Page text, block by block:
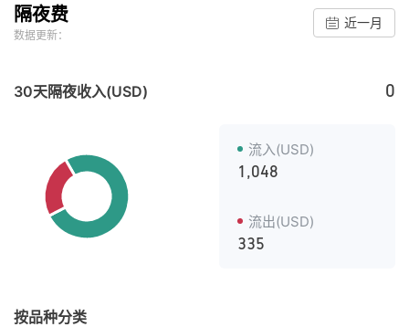
隔夜费
数据更新：
近一月
30天隔夜收入(USD) 0
流入(USD)
1,048
流出(USD)
335
按品种分类